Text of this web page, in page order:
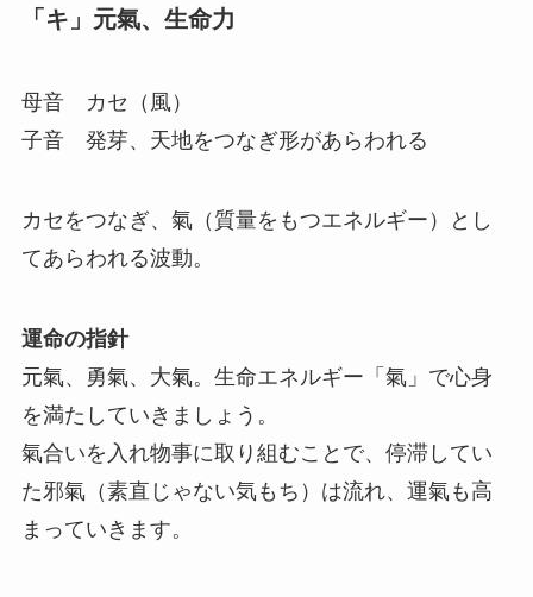
「キ」元氣、生命力
母音 カセ（風）
子音 発芽、天地をつなぎ形があらわれる
カセをつなぎ、氣（質量をもつエネルギー）とし
てあらわれる波動。
運命の指針
元氣、勇氣、大氣。生命エネルギー「氣」で心身
を満たしていきましょう。
氣合いを入れ物事に取り組むことで、停滞してい
た邪氣（素直じゃない気もち）は流れ、運氣も高
まっていきます。